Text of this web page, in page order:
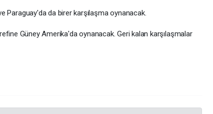
Paraguay'da da birer karşılaşma oynanacak.
Güney Amerika'da oynanacak. Geri kalan karşılaşmalar